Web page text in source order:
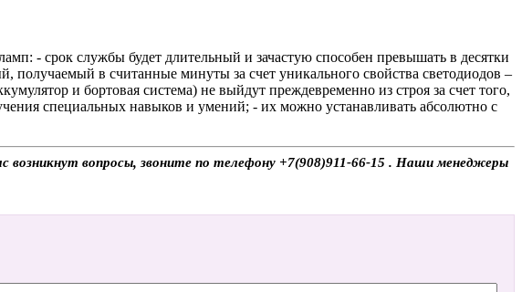
- срок службы будет длительный и зачастую способен превышать в десятки
в считанные минуты за счет уникального свойства светодиодов –
и бортовая система) не выйдут преждевременно из строя за счет того,
специальных навыков и умений; - их можно устанавливать абсолютно с
возникнут вопросы, звоните по телефону +7(908)911-66-15 . Наши менеджеры